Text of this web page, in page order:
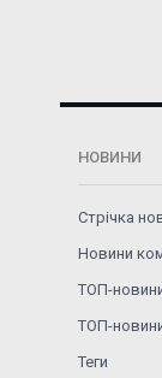
НОВИНИ
Стрічка
Новини
ТОП-
ТОП-
Теги